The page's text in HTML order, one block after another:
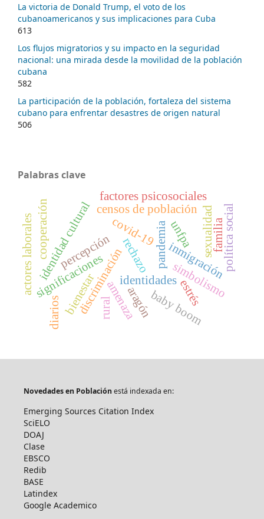
La victoria de Donald Trump, el voto de los
cubanoamericanos y sus implicaciones para Cuba
613
Los flujos migratorios y su impacto en la seguridad
nacional: una mirada desde la movilidad de la población
cubana
582
La participación de la población, fortaleza del sistema
cubano para enfrentar desastres de origen natural
506
Palabras clave
rechazo
discriminaciónidentidades
pandemia
covid-19
percepción
significaciones
amenaza
identidad cultural inmigración
simbolismo
bienestar
actores laborales política social
cooperación censos de población
factores psicosociales
sexualidad
unfpa
aragónbaby boom
rural
diarios
estrés
familia
Novedades en Poblaciónestá indexada en:
Emerging Sources Citation Index
SciELO
DOAJ
Clase
EBSCO
Redib
BASE
Latindex
Google Academico